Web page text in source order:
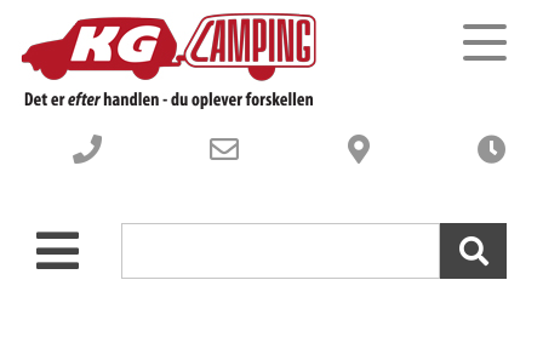
Nye Campingvogne
Autocampere og Vans